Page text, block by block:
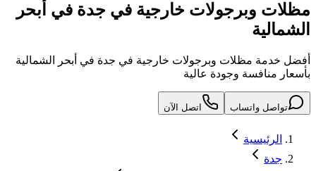
مظلات وبرجولات خارجية في جدة في أبحر
الشمالية
أفضل خدمة مظلات وبرجولات خارجية في جدة في أبحر الشمالية
بأسعار منافسة وجودة عالية
تواصل واتساب اتصل الآن
الرئيسية
جدة